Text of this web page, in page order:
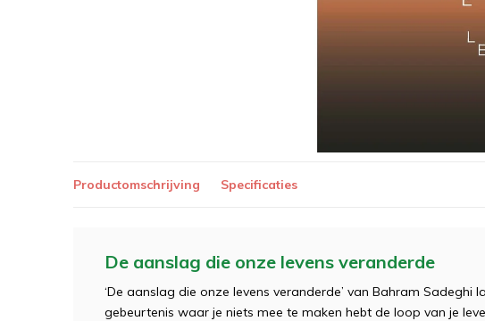
Productomschrijving Specificaties
De aanslag die onze levens veranderde
‘De aanslag die onze levens veranderde’ van Bahram Sadeghi
gebeurtenis waar je niets mee te maken hebt de loop van je